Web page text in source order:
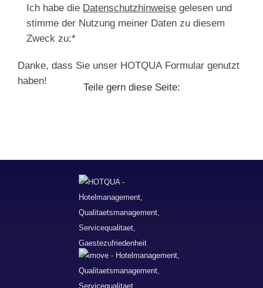
Ich habe die Datenschutzhinweise gelesen und
stimme der Nutzung meiner Daten zu diesem
Zweck zu:*
Danke, dass Sie unser HOTQUA Formular genutzt
haben!
Teile gern diese Seite: